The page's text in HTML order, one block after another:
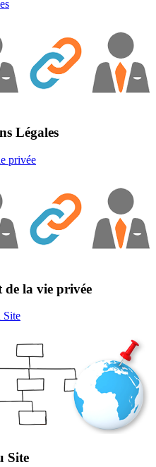
Légales
privée
de la vie privée
Site
Site